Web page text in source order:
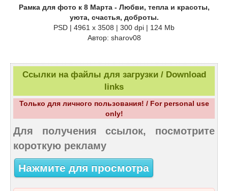
Рамка для фото к 8 Марта - Любви, тепла и красоты,
уюта, счастья, доброты.
PSD | 4961 х 3508 | 300 dpi | 124 Mb
Автор: sharov08
Ссылки на файлы для загрузки / Download
links
Только для личного пользования! / For personal use
only!
Для получения ссылок, посмотрите
короткую рекламу
Нажмите для просмотра